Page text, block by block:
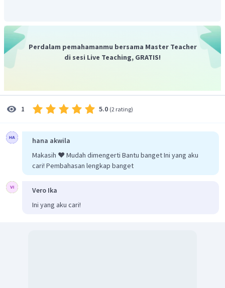
Perdalam pemahamanmu bersama Master Teacher
di sesi Live Teaching, GRATIS!
1 5.0 (2 rating)
hana akwila
Makasih ❤️ Mudah dimengerti Bantu banget Ini yang aku
cari! Pembahasan lengkap banget
Vero Ika
Ini yang aku cari!